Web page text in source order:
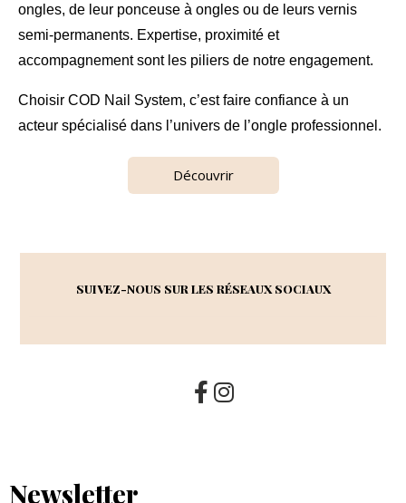
ongles, de leur ponceuse à ongles ou de leurs vernis
semi-permanents. Expertise, proximité et
accompagnement sont les piliers de notre engagement.
Choisir COD Nail System, c’est faire confiance à un
acteur spécialisé dans l’univers de l’ongle professionnel.
Découvrir
SUIVEZ-NOUS SUR LES RÉSEAUX SOCIAUX
Newsletter